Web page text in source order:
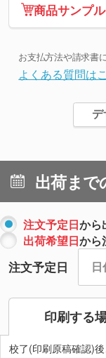
商品サンプ
お支払方法や請求書
よくある質問は
出荷まで
注文予定日から
出荷希望日から
注文予定日
印刷する
校了(印刷原稿確認)